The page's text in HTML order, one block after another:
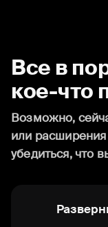
Все в
кое-что
Возможно,
или
убедиться, что